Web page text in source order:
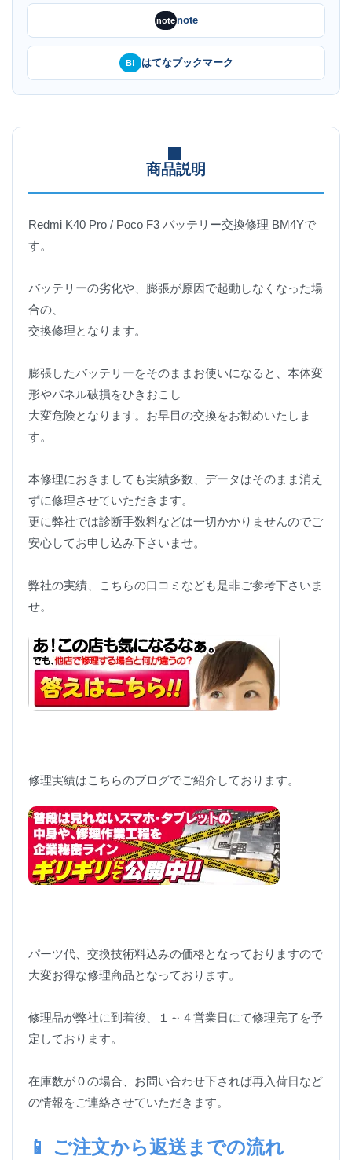
notenote
B! はてなブックマーク
商品説明
Redmi K40 Pro / Poco F3 バッテリー交換修理 BM4Yで
す。
バッテリーの劣化や、膨張が原因で起動しなくなった場
合の、
交換修理となります。
膨張したバッテリーをそのままお使いになると、本体変
形やパネル破損をひきおこし
大変危険となります。お早目の交換をお勧めいたしま
す。
本修理におきましても実績多数、データはそのまま消え
ずに修理させていただきます。
更に弊社では診断手数料などは一切かかりませんのでご
安心してお申し込み下さいませ。
弊社の実績、こちらの口コミなども是非ご参考下さいま
せ。
修理実績はこちらのブログでご紹介しております。
パーツ代、交換技術料込みの価格となっておりますので
大変お得な修理商品となっております。
修理品が弊社に到着後、１～４営業日にて修理完了を予
定しております。
在庫数が０の場合、お問い合わせ下されば再入荷日など
の情報をご連絡させていただきます。
📱 ご注文から返送までの流れ